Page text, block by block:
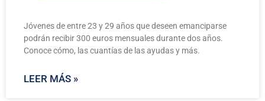
Jóvenes de entre 23 y 29 años que deseen emanciparse
podrán recibir 300 euros mensuales durante dos años.
Conoce cómo, las cuantías de las ayudas y más.
LEER MÁS »